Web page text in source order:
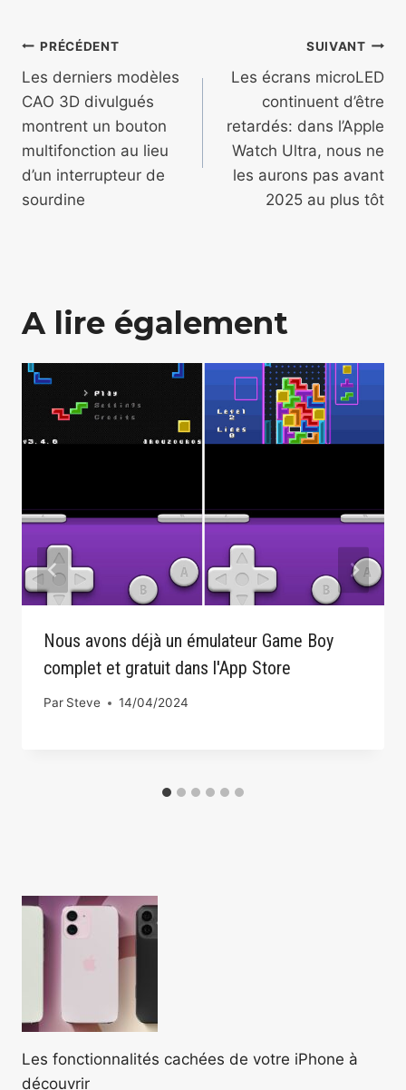
Navigation
de
l’article
PRÉCÉDENT
Les derniers modèles
CAO 3D divulgués
montrent un bouton
multifonction au lieu
d’un interrupteur de
sourdine
SUIVANT
Les écrans microLED
continuent d’être
retardés: dans l’Apple
Watch Ultra, nous ne
les aurons pas avant
2025 au plus tôt
A lire également
Nous avons déjà un émulateur Game Boy
complet et gratuit dans l'App Store
Par Steve 14/04/2024
Les fonctionnalités cachées de votre iPhone à
découvrir